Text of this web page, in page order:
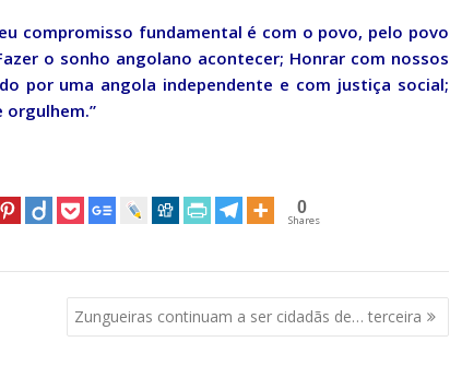
compromisso fundamental é com o povo, pelo povo
o sonho angolano acontecer; Honrar com nossos
por uma angola independente e com justiça social;
orgulhem.”
0
Shares
Zungueiras continuam a ser cidadãs de… terceira